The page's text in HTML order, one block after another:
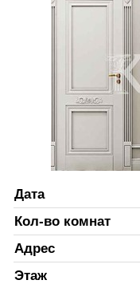
Дата
Кол-во комнат
Адрес
Этаж